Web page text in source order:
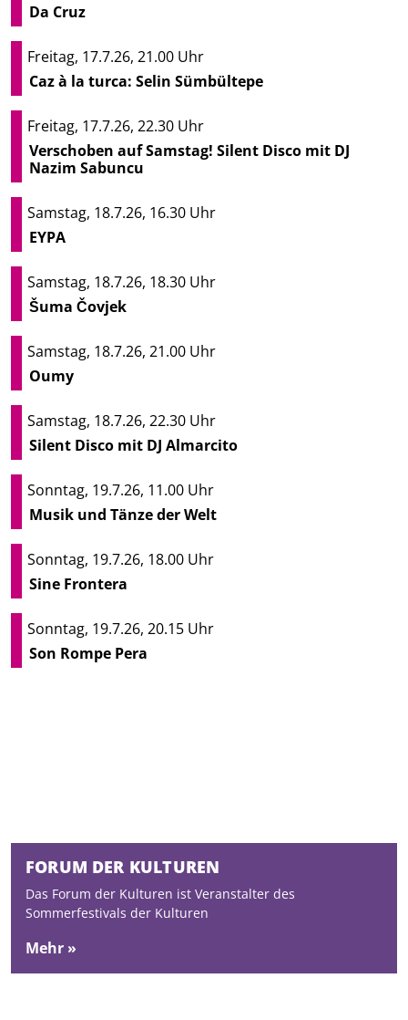
Da Cruz
Freitag, 17.7.26, 21.00 Uhr
Caz à la turca: Selin Sümbültepe
Freitag, 17.7.26, 22.30 Uhr
Verschoben auf Samstag! Silent Disco mit DJ
Nazim Sabuncu
Samstag, 18.7.26, 16.30 Uhr
EYPA
Samstag, 18.7.26, 18.30 Uhr
Šuma Čovjek
Samstag, 18.7.26, 21.00 Uhr
Oumy
Samstag, 18.7.26, 22.30 Uhr
Silent Disco mit DJ Almarcito
Sonntag, 19.7.26, 11.00 Uhr
Musik und Tänze der Welt
Sonntag, 19.7.26, 18.00 Uhr
Sine Frontera
Sonntag, 19.7.26, 20.15 Uhr
Son Rompe Pera
FORUM DER KULTUREN
Das Forum der Kulturen ist Veranstalter des
Sommerfestivals der Kulturen
Mehr »